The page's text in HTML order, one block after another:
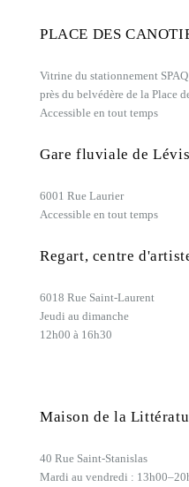
PLACE DES
Vitrine du stationnement SPAQ
près du belvédère de la Place
Accessible en tout temps
Gare fluviale de Lévis
6001 Rue Laurier
Accessible en tout temps
Regart, centre
6018 Rue Saint-Laurent
Jeudi au dimanche
12h00 à 16h30
Maison de la
40 Rue Saint-Stanislas
Mardi au vendredi :